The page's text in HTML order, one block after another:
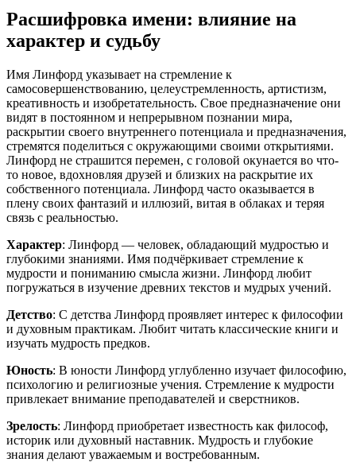
Расшифровка имени: влияние на
характер и судьбу
Имя Линфорд указывает на стремление к
самосовершенствованию, целеустремленность, артистизм,
креативность и изобретательность. Свое предназначение они
видят в постоянном и непрерывном познании мира,
раскрытии своего внутреннего потенциала и предназначения,
стремятся поделиться с окружающими своими открытиями.
Линфорд не страшится перемен, с головой окунается во что-
то новое, вдохновляя друзей и близких на раскрытие их
собственного потенциала. Линфорд часто оказывается в
плену своих фантазий и иллюзий, витая в облаках и теряя
связь с реальностью.
Характер: Линфорд — человек, обладающий мудростью и
глубокими знаниями. Имя подчёркивает стремление к
мудрости и пониманию смысла жизни. Линфорд любит
погружаться в изучение древних текстов и мудрых учений.
Детство: С детства Линфорд проявляет интерес к философии
и духовным практикам. Любит читать классические книги и
изучать мудрость предков.
Юность: В юности Линфорд углубленно изучает философию,
психологию и религиозные учения. Стремление к мудрости
привлекает внимание преподавателей и сверстников.
Зрелость: Линфорд приобретает известность как философ,
историк или духовный наставник. Мудрость и глубокие
знания делают уважаемым и востребованным.